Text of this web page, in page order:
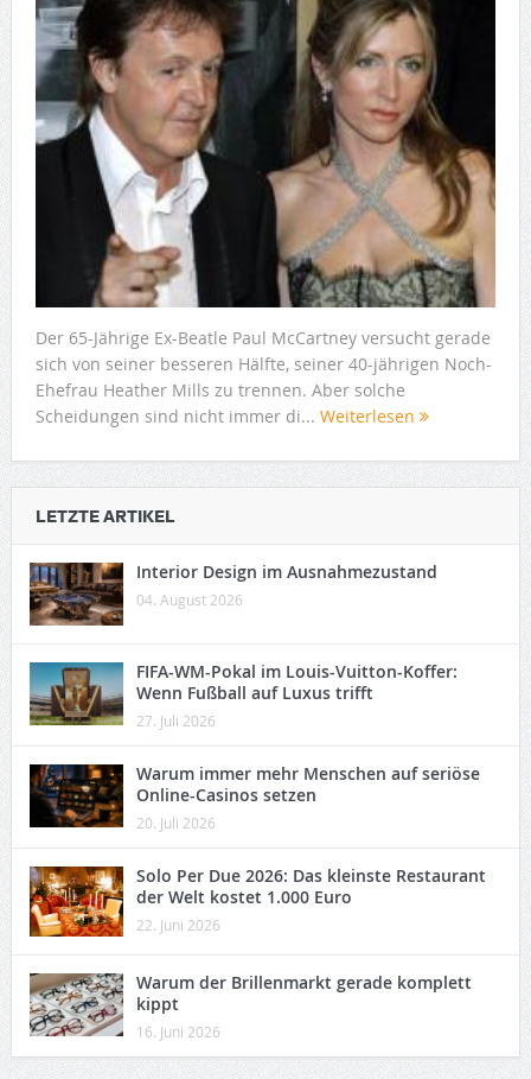
Der 65-Jährige Ex-Beatle Paul McCartney versucht gerade
sich von seiner besseren Hälfte, seiner 40-jährigen Noch-
Ehefrau Heather Mills zu trennen. Aber solche
Scheidungen sind nicht immer di... Weiterlesen
LETZTE ARTIKEL
Interior Design im Ausnahmezustand
04. August 2026
FIFA-WM-Pokal im Louis-Vuitton-Koffer:
Wenn Fußball auf Luxus trifft
27. Juli 2026
Warum immer mehr Menschen auf seriöse
Online-Casinos setzen
20. Juli 2026
Solo Per Due 2026: Das kleinste Restaurant
der Welt kostet 1.000 Euro
22. Juni 2026
Warum der Brillenmarkt gerade komplett
kippt
16. Juni 2026